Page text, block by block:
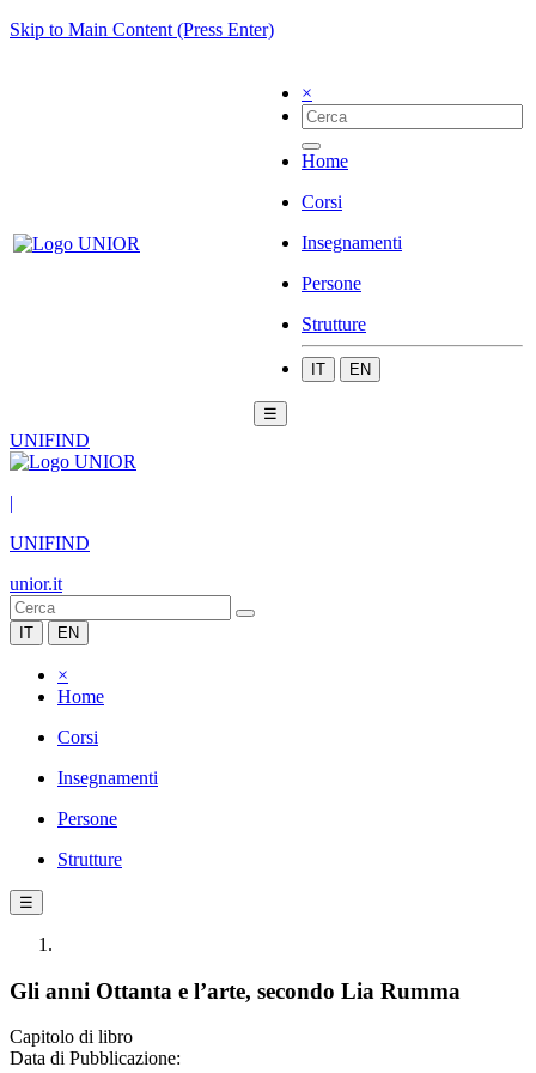
Skip to Main Content (Press Enter)
×
Home
Corsi
Insegnamenti
Persone
Strutture
IT EN
☰
UNIFIND
|
UNIFIND
unior.it
IT EN
×
Home
Corsi
Insegnamenti
Persone
Strutture
☰
Gli anni Ottanta e l’arte, secondo Lia Rumma
Capitolo di libro
Data di Pubblicazione: